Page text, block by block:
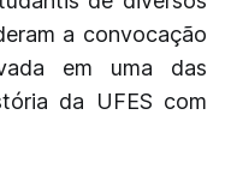
a convocação
em uma das
da UFES com